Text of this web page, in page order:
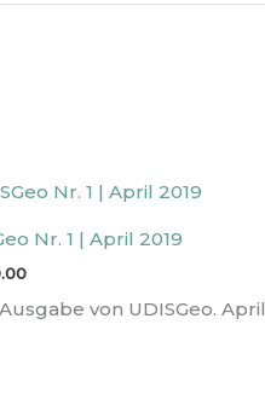
Nr. 1 | April 2019
von UDISGeo. April